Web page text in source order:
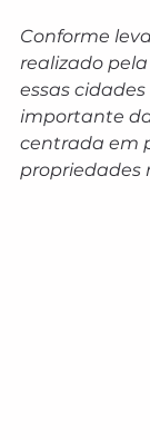
Conforme
realizado
essas
importante
centrada em
propriedades